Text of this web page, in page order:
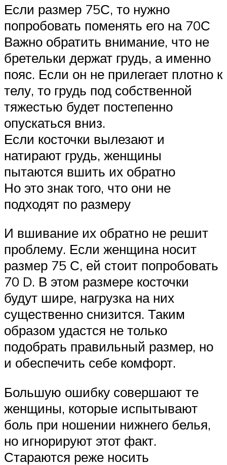
Если размер 75С, то нужно
попробовать поменять его на 70С
Важно обратить внимание, что не
бретельки держат грудь, а именно
пояс. Если он не прилегает плотно к
телу, то грудь под собственной
тяжестью будет постепенно
опускаться вниз.
Если косточки вылезают и
натирают грудь, женщины
пытаются вшить их обратно
Но это знак того, что они не
подходят по размеру
И вшивание их обратно не решит
проблему. Если женщина носит
размер 75 С, ей стоит попробовать
70 D. В этом размере косточки
будут шире, нагрузка на них
существенно снизится. Таким
образом удастся не только
подобрать правильный размер, но
и обеспечить себе комфорт.
Большую ошибку совершают те
женщины, которые испытывают
боль при ношении нижнего белья,
но игнорируют этот факт.
Стараются реже носить